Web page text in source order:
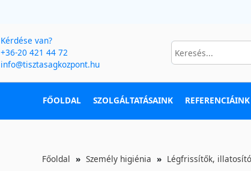
Kérdése van?
+36-20 421 44 72
info@tisztasagkozpont.hu
FŐOLDAL SZOLGÁLTATÁSAINK REFERENCIÁINK
Főoldal Személy higiénia Légfrissítők,